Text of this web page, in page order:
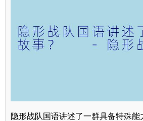
隐形战队国语讲述了一群具备特殊